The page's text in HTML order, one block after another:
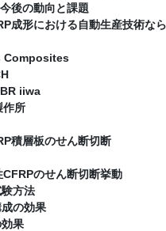
後の動向と課題
成形における自動生産技術な
iiwa
所
積層板のせん断切断
のせん断切断挙動
方法
の効果
果